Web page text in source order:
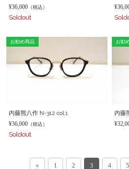
¥36,000 （税込）
Soldout
お勧め商品
内藤熊八作 N-312 col.1
¥36,000 （税込）
Soldout
お勧
内藤
« 1 2 3 4 5